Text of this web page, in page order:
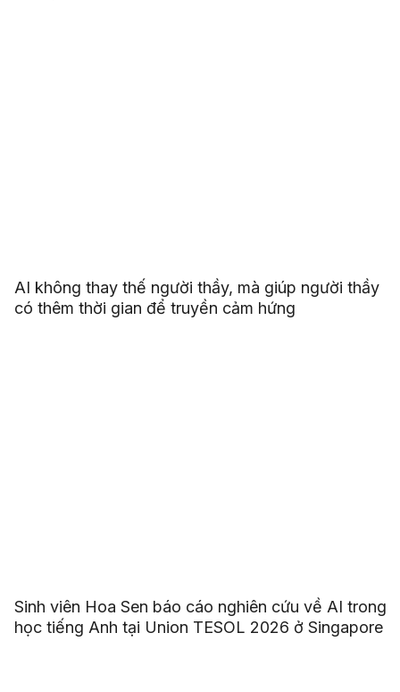
AI không thay thế người thầy, mà giúp người thầy
có thêm thời gian để truyền cảm hứng
Sinh viên Hoa Sen báo cáo nghiên cứu về AI trong
học tiếng Anh tại Union TESOL 2026 ở Singapore